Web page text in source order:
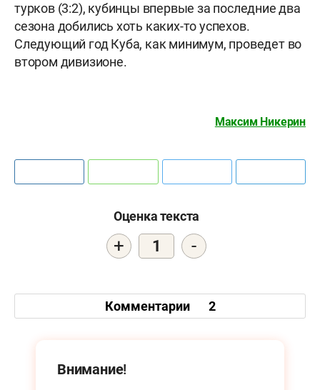
турков (3:2), кубинцы впервые за последние два
сезона добились хоть каких-то успехов.
Следующий год Куба, как минимум, проведет во
втором дивизионе.
Максим Никерин
Оценка текста
+ 1 -
Комментарии 2
Внимание!